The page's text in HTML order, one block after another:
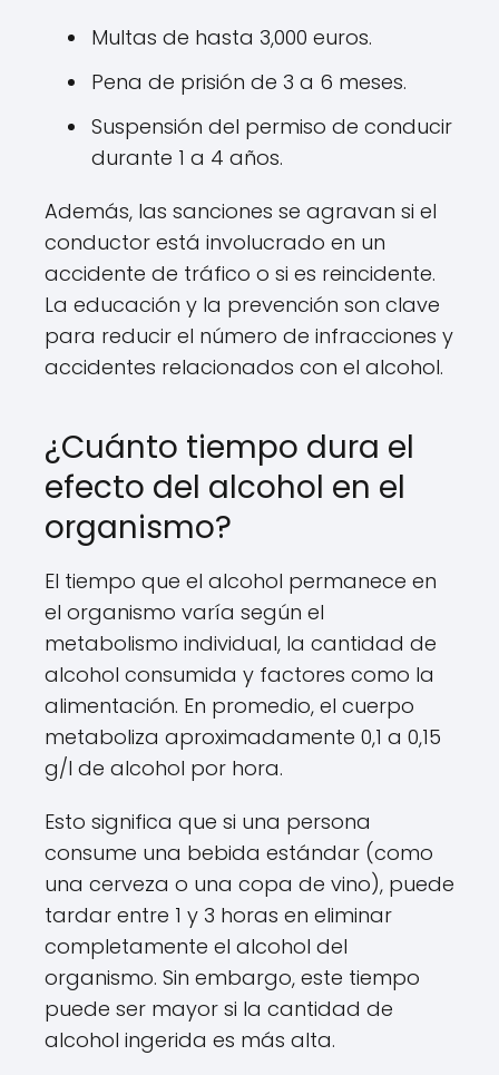
Multas de hasta 3,000 euros.
Pena de prisión de 3 a 6 meses.
Suspensión del permiso de conducir
durante 1 a 4 años.
Además, las sanciones se agravan si el
conductor está involucrado en un
accidente de tráfico o si es reincidente.
La educación y la prevención son clave
para reducir el número de infracciones y
accidentes relacionados con el alcohol.
¿Cuánto tiempo dura el
efecto del alcohol en el
organismo?
El tiempo que el alcohol permanece en
el organismo varía según el
metabolismo individual, la cantidad de
alcohol consumida y factores como la
alimentación. En promedio, el cuerpo
metaboliza aproximadamente 0,1 a 0,15
g/l de alcohol por hora.
Esto significa que si una persona
consume una bebida estándar (como
una cerveza o una copa de vino), puede
tardar entre 1 y 3 horas en eliminar
completamente el alcohol del
organismo. Sin embargo, este tiempo
puede ser mayor si la cantidad de
alcohol ingerida es más alta.